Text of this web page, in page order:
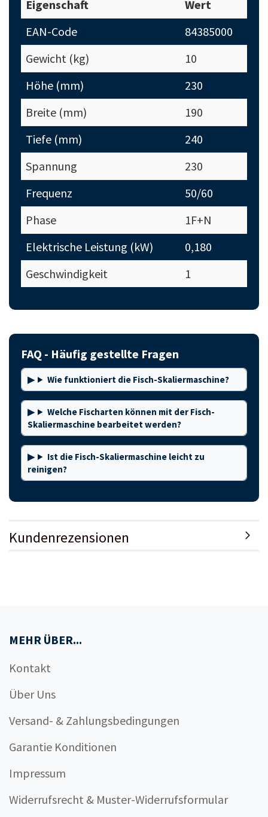
Eigenschaft
Wert
EAN-Code
84385000
Gewicht (kg)
10
Höhe (mm)
230
Breite (mm)
190
Tiefe (mm)
240
Spannung
230
Frequenz
50/60
Phase
1F+N
Elektrische Leistung (kW)
0,180
Geschwindigkeit
1
FAQ - Häufig gestellte Fragen
Wie funktioniert die Fisch-Skaliermaschine?
Welche Fischarten können mit der Fisch-
Skaliermaschine bearbeitet werden?
Ist die Fisch-Skaliermaschine leicht zu
reinigen?
Kundenrezensionen
MEHR ÜBER...
Kontakt
Über Uns
Versand- & Zahlungsbedingungen
Garantie Konditionen
Impressum
Widerrufsrecht & Muster-Widerrufsformular